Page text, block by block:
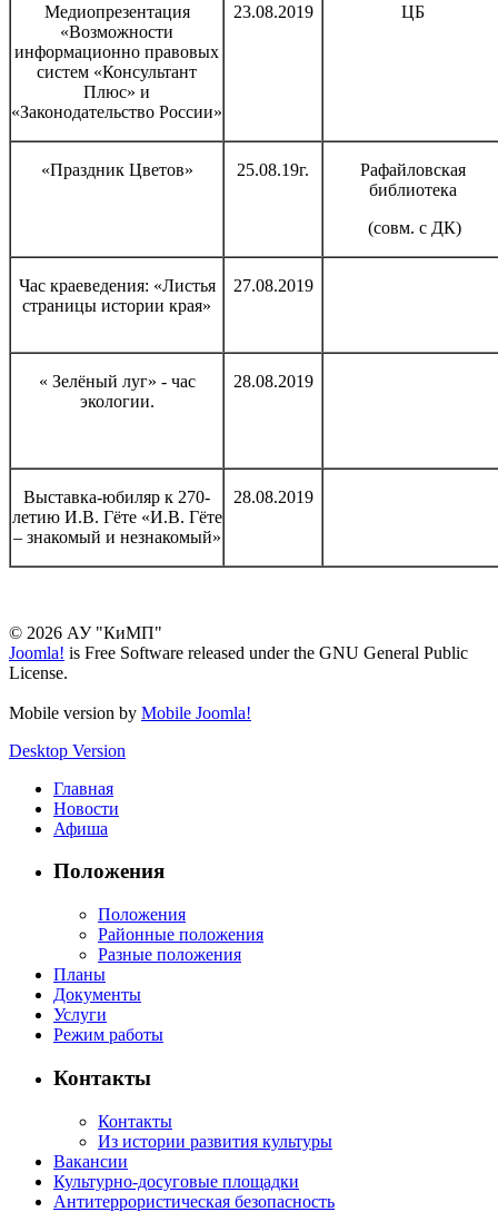
Медиопрезентация
«Возможности
информационно правовых
систем «Консультант
Плюс» и
«Законодательство России»
23.08.2019 ЦБ
«Праздник Цветов» 25.08.19г.
Рафайловская
библиотека
(совм. с ДК)
Час краеведения: «Листья
страницы истории края»
27.08.2019
« Зелёный луг» - час
экологии.
28.08.2019
Выставка-юбиляр к 270-
летию И.В. Гёте «И.В. Гёте
– знакомый и незнакомый»
28.08.2019
© 2026 АУ "КиМП"
Joomla! is Free Software released under the GNU General Public
License.
Mobile version by Mobile Joomla!
Desktop Version
Главная
Новости
Афиша
Положения
Положения
Районные положения
Разные положения
Планы
Документы
Услуги
Режим работы
Контакты
Контакты
Из истории развития культуры
Вакансии
Культурно-досуговые площадки
Антитеррористическая безопасность